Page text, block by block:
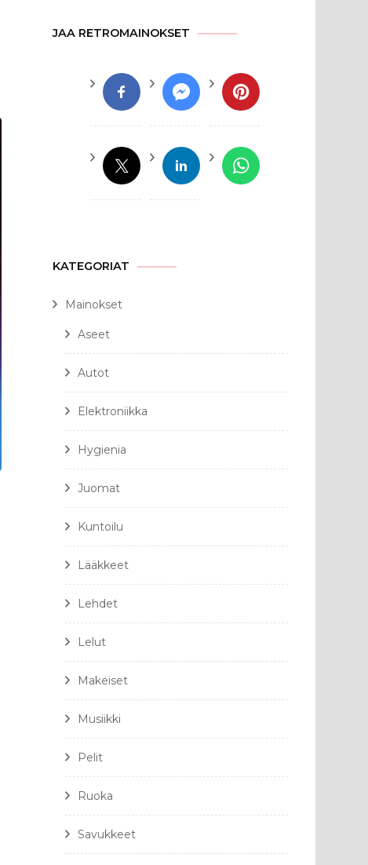
JAA RETROMAINOKSET
KATEGORIAT
Mainokset
Aseet
Autot
Elektroniikka
Hygienia
Juomat
Kuntoilu
Lääkkeet
Lehdet
Lelut
Makeiset
Musiikki
Pelit
Ruoka
Savukkeet